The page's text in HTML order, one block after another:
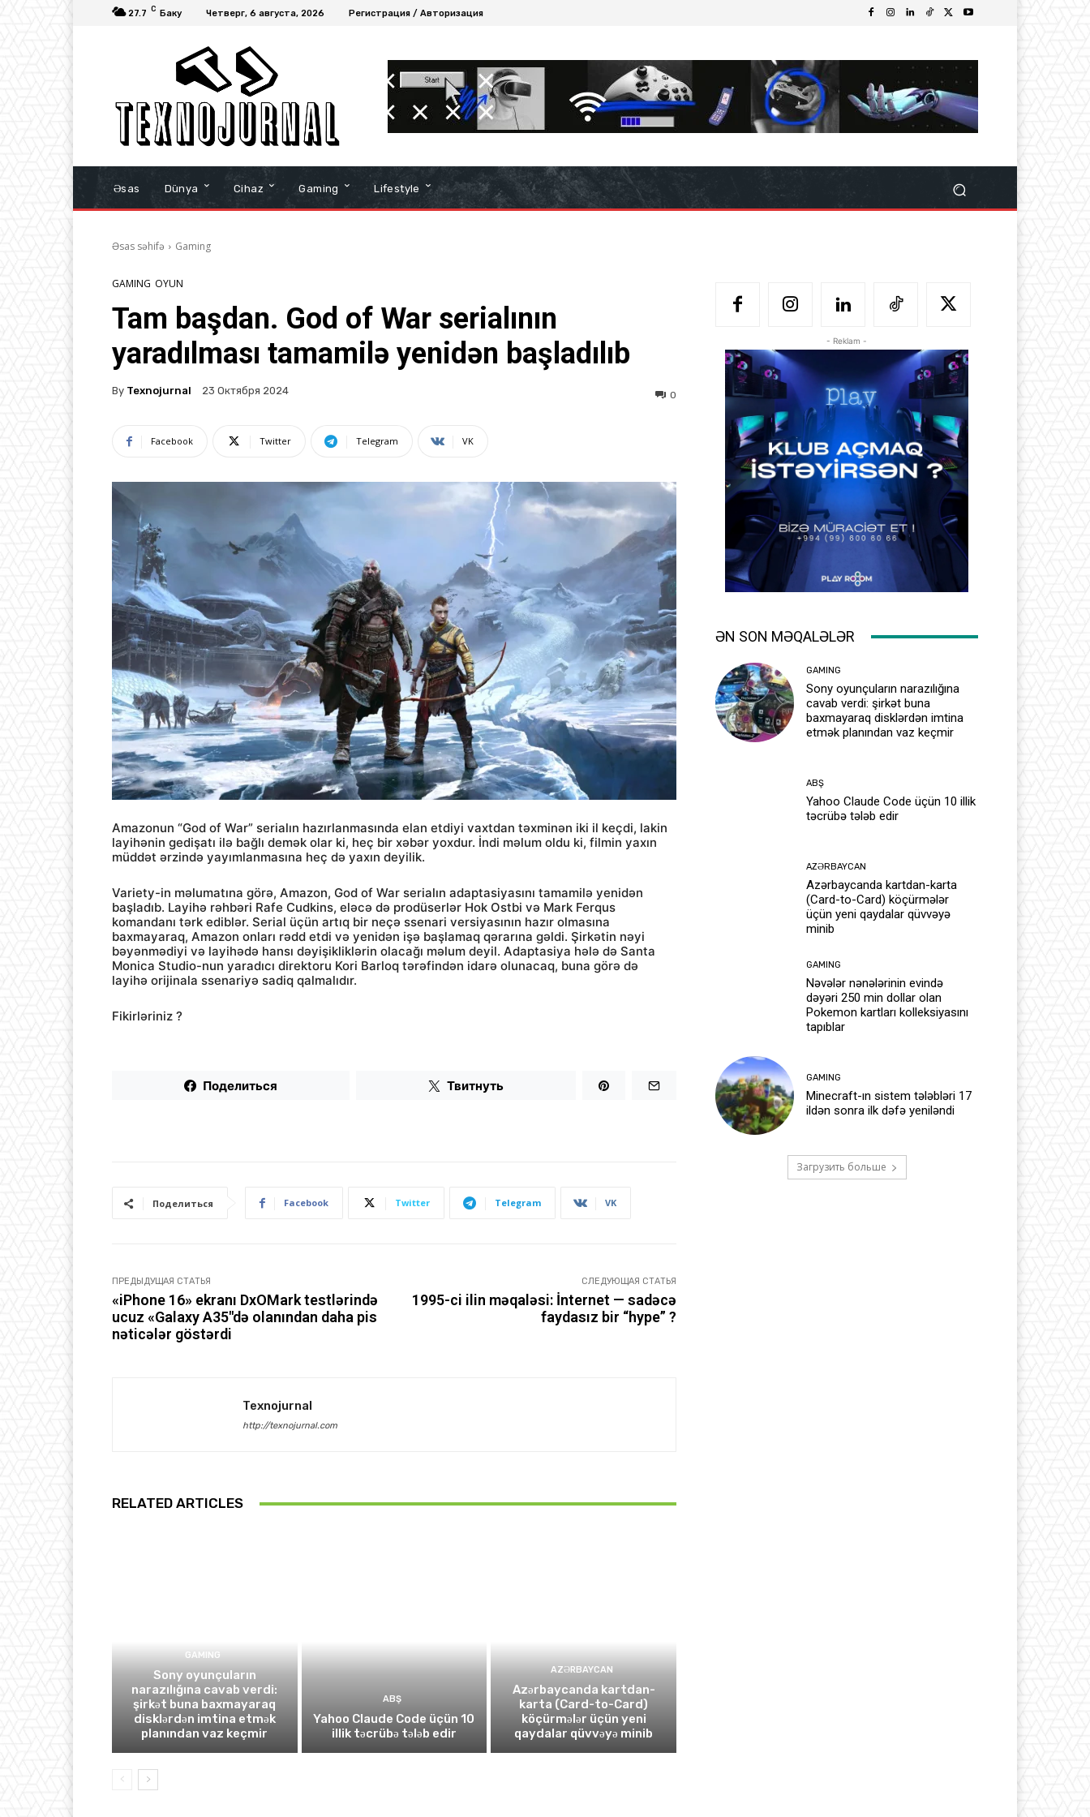
27.7 C Баку Четверг, 6 августа, 2026 Регистрация / Авторизация
Əsas Dünya Cihaz Gaming Lifestyle
Əsas səhifə Gaming
GAMING OYUN
Tam başdan. God of War serialının
yaradılması tamamilə yenidən başladılıb
By Texnojurnal 23 Октября 2024 0
Facebook Twitter Telegram VK
Amazonun “God of War” serialın hazırlanmasında elan etdiyi vaxtdan təxminən iki il keçdi, lakin
layihənin gedişatı ilə bağlı demək olar ki, heç bir xəbər yoxdur. İndi məlum oldu ki, filmin yaxın
müddət ərzində yayımlanmasına heç də yaxın deyilik.
Variety-in məlumatına görə, Amazon, God of War serialın adaptasiyasını tamamilə yenidən
başladıb. Layihə rəhbəri Rafe Cudkins, eləcə də prodüserlər Hok Ostbi və Mark Ferqus
komandanı tərk ediblər. Serial üçün artıq bir neçə ssenari versiyasının hazır olmasına
baxmayaraq, Amazon onları rədd etdi və yenidən işə başlamaq qərarına gəldi. Şirkətin nəyi
bəyənmədiyi və layihədə hansı dəyişikliklərin olacağı məlum deyil. Adaptasiya hələ də Santa
Monica Studio-nun yaradıcı direktoru Kori Barloq tərəfindən idarə olunacaq, buna görə də
layihə orijinala ssenariyə sadiq qalmalıdır.
Fikirləriniz ?
Поделиться Твитнуть
Поделиться Facebook Twitter Telegram VK
ПРЕДЫДУЩАЯ СТАТЬЯ
«iPhone 16» ekranı DxOMark testlərində
ucuz «Galaxy A35″də olanından daha pis
nəticələr göstərdi
СЛЕДУЮЩАЯ СТАТЬЯ
1995-ci ilin məqaləsi: İnternet — sadəcə
faydasız bir “hype” ?
Texnojurnal
http://texnojurnal.com
RELATED ARTICLES
GAMING
Sony oyunçuların
narazılığına cavab verdi:
şirkət buna baxmayaraq
disklərdən imtina etmək
planından vaz keçmir
ABŞ
Yahoo Claude Code üçün 10
illik təcrübə tələb edir
AZƏRBAYCAN
Azərbaycanda kartdan-
karta (Card-to-Card)
köçürmələr üçün yeni
qaydalar qüvvəyə minib
- Reklam -
ƏN SON MƏQALƏLƏR
GAMING
Sony oyunçuların narazılığına
cavab verdi: şirkət buna
baxmayaraq disklərdən imtina
etmək planından vaz keçmir
ABŞ
Yahoo Claude Code üçün 10 illik
təcrübə tələb edir
AZƏRBAYCAN
Azərbaycanda kartdan-karta
(Card-to-Card) köçürmələr
üçün yeni qaydalar qüvvəyə
minib
GAMING
Nəvələr nənələrinin evində
dəyəri 250 min dollar olan
Pokemon kartları kolleksiyasını
tapıblar
GAMING
Minecraft-ın sistem tələbləri 17
ildən sonra ilk dəfə yeniləndi
Загрузить больше